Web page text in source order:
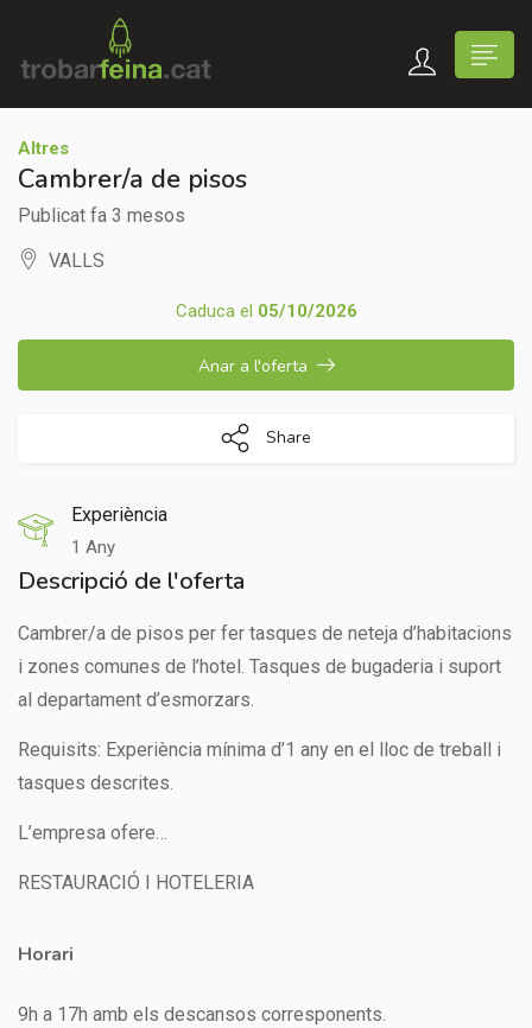
Altres
Cambrer/a de pisos
Publicat fa 3 mesos
VALLS
Caduca el 05/10/2026
Anar a l'oferta
Share
Experiència
1 Any
Descripció de l'oferta
Cambrer/a de pisos per fer tasques de neteja d’habitacions
i zones comunes de l’hotel. Tasques de bugaderia i suport
al departament d’esmorzars.
Requisits: Experiència mínima d’1 any en el lloc de treball i
tasques descrites.
L’empresa ofere…
RESTAURACIÓ I HOTELERIA
Horari
9h a 17h amb els descansos corresponents.